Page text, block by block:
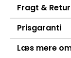
Fragt &
Prisgaranti
Læs mere